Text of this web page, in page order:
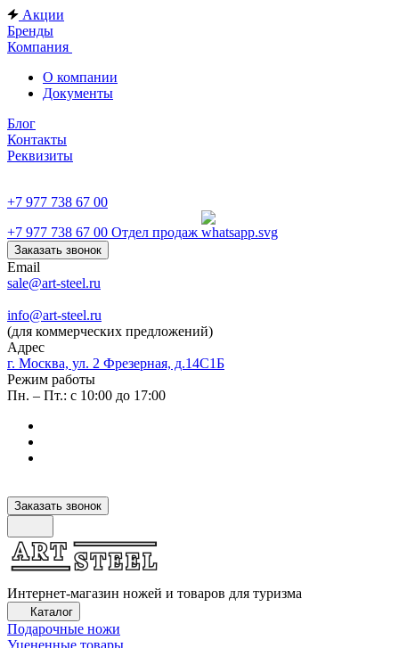
Акции
Бренды
Компания
О компании
Документы
Блог
Контакты
Реквизиты
+7 977 738 67 00
+7 977 738 67 00 Отдел продаж
Заказать звонок
Email
sale@art-steel.ru
info@art-steel.ru
(для коммерческих предложений)
Адрес
г. Москва, ул. 2 Фрезерная, д.14С1Б
Режим работы
Пн. – Пт.: с 10:00 до 17:00
Заказать звонок
Интернет-магазин ножей и товаров для туризма
Каталог
Подарочные ножи
Уцененные товары